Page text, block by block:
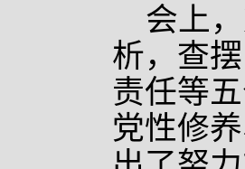
会上
析，查
责任等
党性修